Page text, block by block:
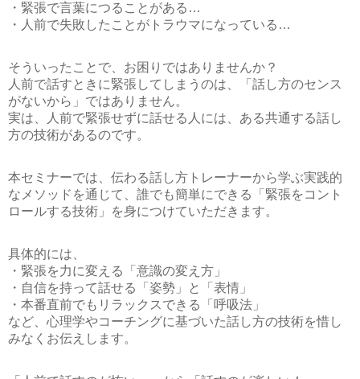
・緊張で言葉につることがある…
・人前で失敗したことがトラウマになっている…
そういったことで、お困りではありませんか？
人前で話すときに緊張してしまうのは、「話し方のセンス
がないから」ではありません。
実は、人前で緊張せずに話せる人には、 ある共通する話し
方の技術があるのです。
本セミナーでは、伝わる話し方トレーナーから学ぶ実践的
なメソッドを通じて、誰でも簡単にできる「緊張をコント
ロールする技術」を身につけていただきます。
具体的には、
・緊張を力に変える「意識の変え方」
・自信を持って話せる「姿勢」と「表情」
・本番直前でもリラックスできる「呼吸法」
など、心理学やコーチングに基づいた話し方の技術を惜し
みなくお伝えします。